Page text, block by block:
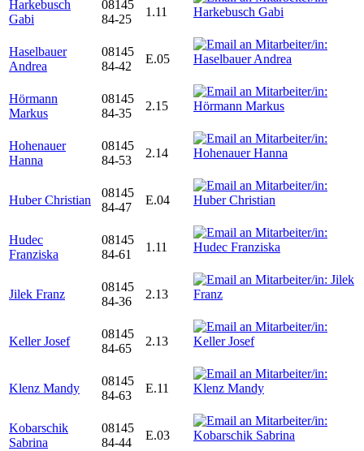
Harkebusch
Gabi
08145
84-25
1.11
Haselbauer
Andrea
08145
84-42
E.05
Hörmann
Markus
08145
84-35
2.15
Hohenauer
Hanna
08145
84-53
2.14
Huber Christian
08145
84-47
E.04
Hudec
Franziska
08145
84-61
1.11
Jilek Franz
08145
84-36
2.13
Keller Josef
08145
84-65
2.13
Klenz Mandy
08145
84-63
E.11
Kobarschik
Sabrina
08145
84-44
E.03